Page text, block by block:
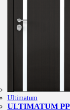
Ultimatum
ULTIMATUM